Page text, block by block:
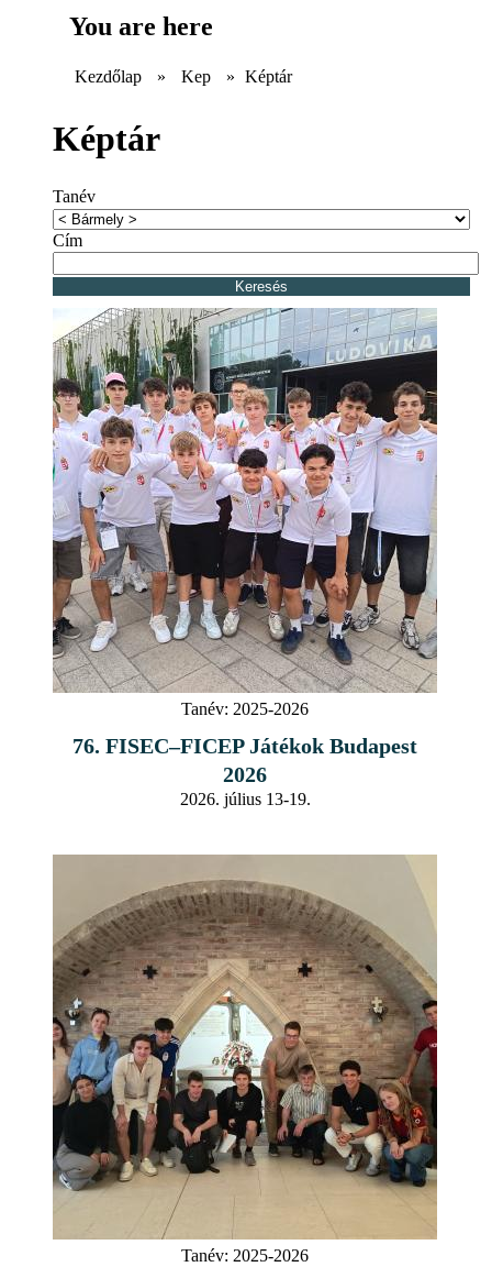
You are here
Kezdőlap » Kep » Képtár
Képtár
Tanév
Cím
Tanév: 2025-2026
76. FISEC–FICEP Játékok Budapest
2026
2026. július 13-19.
Tanév: 2025-2026